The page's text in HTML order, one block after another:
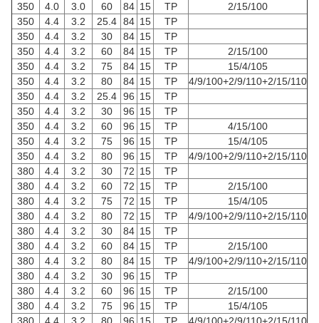
350
4.0 3.0 60 84 15 TP
2/15/100
350
4.4 3.2 25.4 84 15
TP
350
4.4 3.2 30 84 15
TP
350
4.4 3.2 60 84 15 TP
2/15/100
350
4.4 3.2 75 84 15 TP
15/4/105
350
4.4 3.2 80 84 15 TP
4/9/100+2/9/110+2/15/110
350
4.4 3.2 25.4 96 15
TP
350
4.4 3.2 30 96 15
TP
350
4.4 3.2 60 96 15 TP
4/15/100
350
4.4 3.2 75 96 15 TP
15/4/105
350
4.4 3.2 80 96 15 TP
4/9/100+2/9/110+2/15/110
380
4.4 3.2 30 72 15
TP
380
4.4 3.2 60 72 15 TP
2/15/100
380
4.4 3.2 75 72 15 TP
15/4/105
380
4.4 3.2 80 72 15 TP
4/9/100+2/9/110+2/15/110
380
4.4 3.2 30 84 15
TP
380
4.4 3.2 60 84 15 TP
2/15/100
380
4.4 3.2 80 84 15 TP
4/9/100+2/9/110+2/15/110
380
4.4 3.2 30 96 15
TP
380
4.4 3.2 60 96 15 TP
2/15/100
380
4.4 3.2 75 96 15 TP
15/4/105